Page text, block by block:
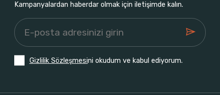
Kampanyalardan haberdar olmak için iletişimde kalın.
Gizlilik Sözleşmesini okudum ve kabul ediyorum.